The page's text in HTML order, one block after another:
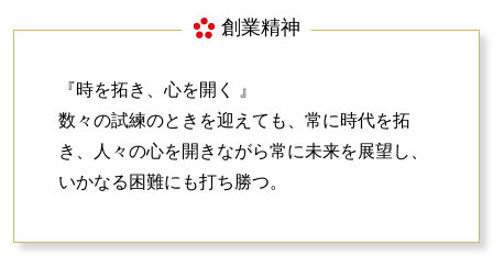
創業精神
『時を拓き、心を開く 』
数々の試練のときを迎えても、常に時代を拓
き、人々の心を開きながら常に未来を展望し、
いかなる困難にも打ち勝つ。